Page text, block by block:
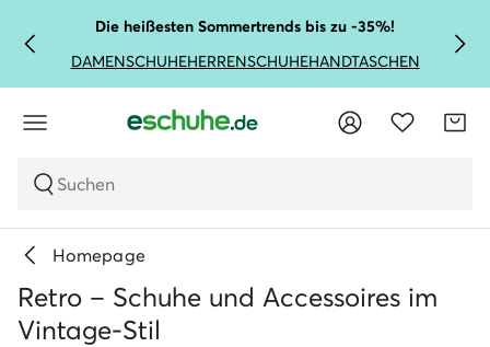
Die heißesten Sommertrends bis zu -35%!
DAMENSCHUHEHERRENSCHUHEHANDTASCHEN
Suchen
Homepage
Retro – Schuhe und Accessoires im
Vintage-Stil